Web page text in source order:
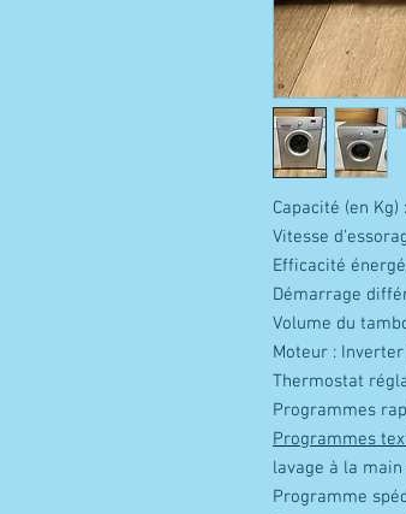
Capacité (en Kg)
Vitesse
Efficacité
Démarrage
Volume du
Moteur :
Thermostat
Programmes
Programmes
lavage à la
Programme